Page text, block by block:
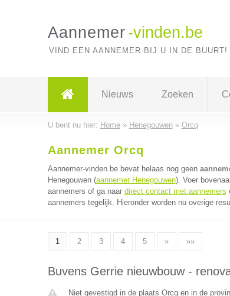
Aannemer -vinden.be
VIND EEN AANNEMER BIJ U IN DE BUURT!
Nieuws Zoeken
U bent nu hier: Home» Henegouwen» Orcq
Aannemer Orcq
Aannemer-vinden.be bevat helaas nog geen
Henegouwen (aannemer Henegouwen). Voer
aannemers of ga naar direct contact met aannemers
aannemers tegelijk. Hieronder worden nu overige
1 2 3 4 5 » »»
Buvens Gerrie nieuwbouw -
Niet gevestigd in de plaats Orcq en in de